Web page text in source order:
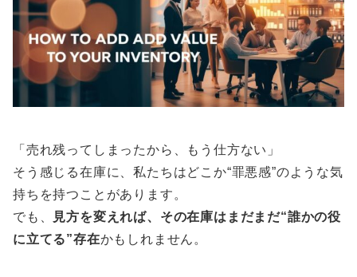
「売れ残ってしまったから、もう仕方ない」
そう感じる在庫に、私たちはどこか“罪悪感”のような気
持ちを持つことがあります。
でも、
見方を変えれば、その在庫はまだまだ“誰かの役
に立てる”存在かもしれません。